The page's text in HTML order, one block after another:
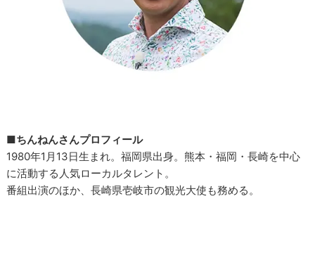
■ちんねんさんプロフィール
1980年1月13日生まれ。福岡県出身。熊本・福岡・長崎を中心
に活動する人気ローカルタレント。
番組出演のほか、長崎県壱岐市の観光大使も務める。